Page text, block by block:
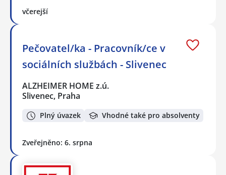
včerejší
Pečovatel/ka - Pracovník/ce v
sociálních službách - Slivenec
ALZHEIMER HOME z.ú.
Slivenec, Praha
Plný úvazek Vhodné také pro absolventy
Zveřejněno: 6. srpna